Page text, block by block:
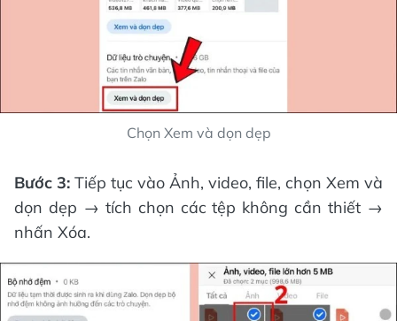
Chọn Xem và dọn dẹp
Bước 3: Tiếp tục vào Ảnh, video, file, chọn Xem và
dọn dẹp → tích chọn các tệp không cần thiết →
nhấn Xóa.